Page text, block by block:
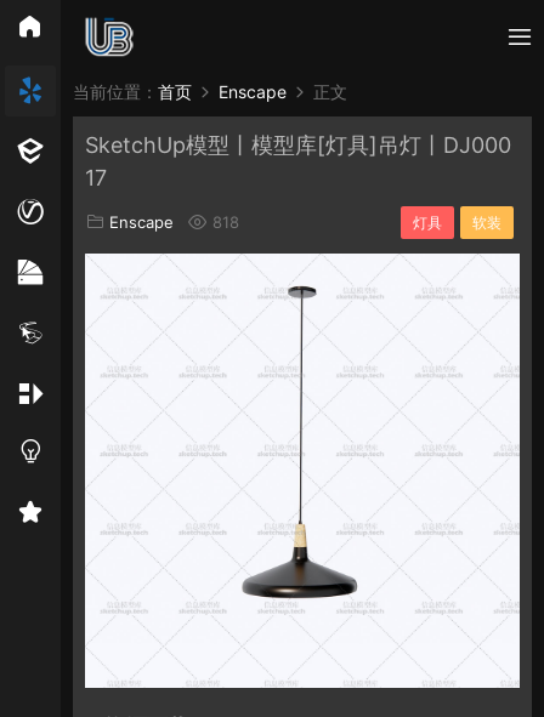
所有分类
Enscape PB3构件 构件 轮廓
当前位置： 首页 Enscape 正文
SketchUp模型丨模型库[灯具]吊灯丨DJ000
17
Enscape 818 灯具 软装